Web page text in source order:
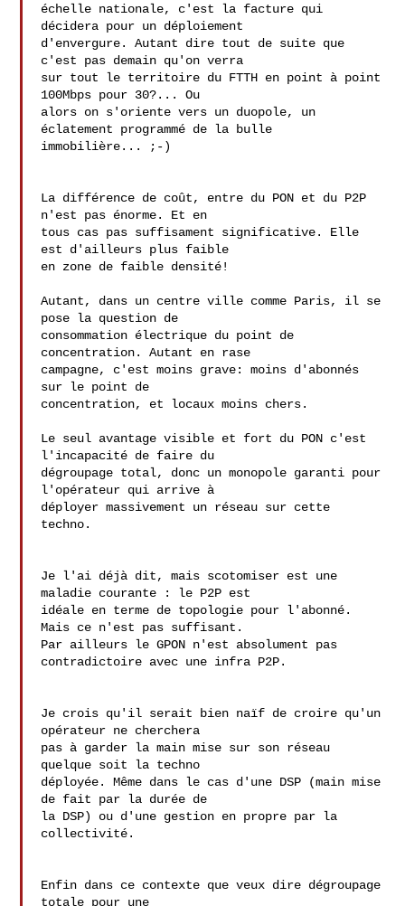
échelle nationale, c'est la facture qui
décidera pour un déploiement
d'envergure. Autant dire tout de suite que
c'est pas demain qu'on verra
sur tout le territoire du FTTH en point à point
100Mbps pour 30?... Ou
alors on s'oriente vers un duopole, un
éclatement programmé de la bulle
immobilière... ;-)
La différence de coût, entre du PON et du P2P
n'est pas énorme. Et en
tous cas pas suffisament significative. Elle
est d'ailleurs plus faible
en zone de faible densité!
Autant, dans un centre ville comme Paris, il se
pose la question de
consommation électrique du point de
concentration. Autant en rase
campagne, c'est moins grave: moins d'abonnés
sur le point de
concentration, et locaux moins chers.
Le seul avantage visible et fort du PON c'est
l'incapacité de faire du
dégroupage total, donc un monopole garanti pour
l'opérateur qui arrive à
déployer massivement un réseau sur cette
techno.
Je l'ai déjà dit, mais scotomiser est une
maladie courante : le P2P est
idéale en terme de topologie pour l'abonné.
Mais ce n'est pas suffisant.
Par ailleurs le GPON n'est absolument pas
contradictoire avec une infra P2P.
Je crois qu'il serait bien naïf de croire qu'un
opérateur ne cherchera
pas à garder la main mise sur son réseau
quelque soit la techno
déployée. Même dans le cas d'une DSP (main mise
de fait par la durée de
la DSP) ou d'une gestion en propre par la
collectivité.
Enfin dans ce contexte que veux dire dégroupage
totale pour une